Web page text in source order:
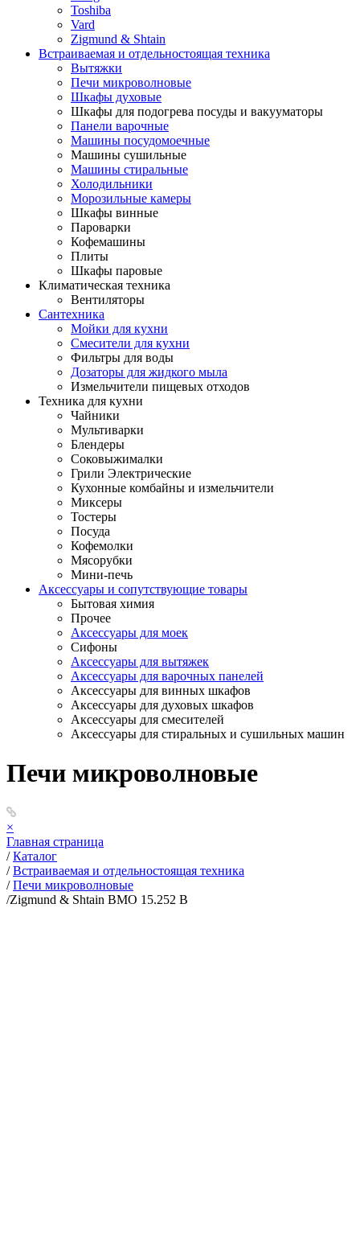
Toshiba
Vard
Zigmund & Shtain
Встраиваемая и отдельностоящая техника
Вытяжки
Печи микроволновые
Шкафы духовые
Шкафы для подогрева посуды и вакууматоры
Панели варочные
Машины посудомоечные
Машины сушильные
Машины стиральные
Холодильники
Морозильные камеры
Шкафы винные
Пароварки
Кофемашины
Плиты
Шкафы паровые
Климатическая техника
Вентиляторы
Сантехника
Мойки для кухни
Смесители для кухни
Фильтры для воды
Дозаторы для жидкого мыла
Измельчители пищевых отходов
Техника для кухни
Чайники
Мультиварки
Блендеры
Соковыжималки
Грили Электрические
Кухонные комбайны и измельчители
Миксеры
Тостеры
Посуда
Кофемолки
Мясорубки
Мини-печь
Аксессуары и сопутствующие товары
Бытовая химия
Прочее
Аксессуары для моек
Сифоны
Аксессуары для вытяжек
Аксессуары для варочных панелей
Аксессуары для винных шкафов
Аксессуары для духовых шкафов
Аксессуары для смесителей
Аксессуары для стиральных и сушильных машин
Печи микроволновые
×
Главная страница
/ Каталог
/ Встраиваемая и отдельностоящая техника
/ Печи микроволновые
/Zigmund & Shtain BMO 15.252 B